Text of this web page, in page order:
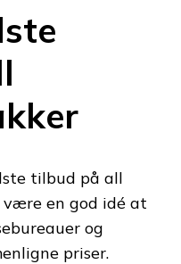
tilbud på all
en god idé at
og
priser.